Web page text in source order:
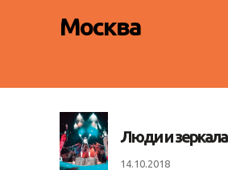
Москва
Люди и зеркала
14.10.2018